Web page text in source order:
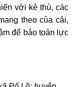
với kẻ thù, các
theo của cải,
để bảo toàn lực